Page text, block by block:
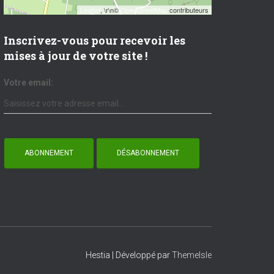
Leaflet, \r\n©OpenStreetMap contributeurs
Inscrivez-vous pour recevoir les
mises à jour de votre site !
Votre email:
Hestia | Développé parThemeIsle